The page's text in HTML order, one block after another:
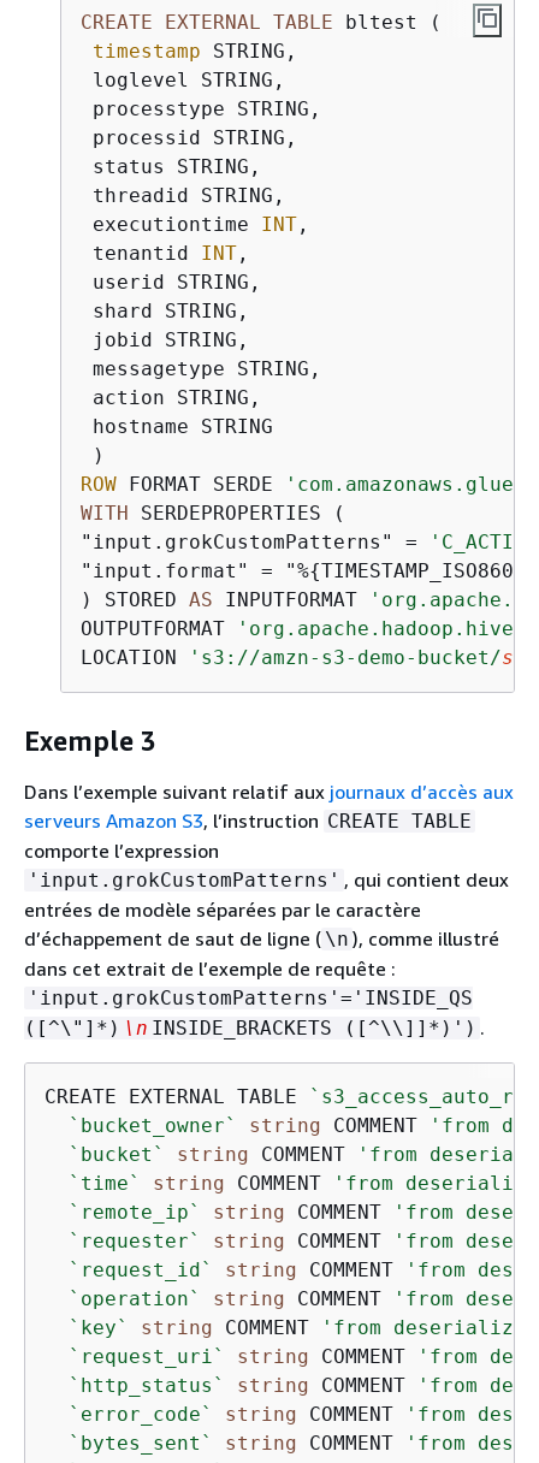
CREATE EXTERNAL TABLE bltest (
timestamp STRING,
loglevel STRING,
processtype STRING,
processid STRING,
status STRING,
threadid STRING,
executiontime INT ,
tenantid INT ,
userid STRING,
shard STRING,
jobid STRING,
messagetype STRING,
action STRING,
hostname STRING
ROW FORMAT SERDE
WITH SERDEPROPERTIES (
"input.grokCustomPatterns" =
"input.format" = "%{
) STORED AS INPUTFORMAT
OUTPUTFORMAT
LOCATION
's3://amzn-s3-demo-bucket/
Exemple 3
Dans l’exemple suivant relatif aux journaux d’accès aux
serveurs Amazon S3, l’instruction CREATE TABLE
comporte l’expression
'input.grokCustomPatterns' , qui contient deux
entrées de modèle séparées par le caractère
d’échappement de saut de ligne ( \n ), comme illustré
dans cet extrait de l’exemple de requête :
'input.grokCustomPatterns'='INSIDE_QS
([^\"]*) \n INSIDE_BRACKETS ([^\\]]*)') .
CREATE EXTERNAL TABLE
`bucket_owner`
string COMMENT
'from
`bucket`
string COMMENT
'from
`time`
string COMMENT
'from
`remote_ip`
string COMMENT
'from
`requester`
string COMMENT
'from
`request_id`
string COMMENT
'from
`operation`
string COMMENT
'from
`key`
string COMMENT
'from
`request_uri`
string COMMENT
'from
`http_status`
string COMMENT
'from
`error_code`
string COMMENT
'from
`bytes_sent`
string COMMENT
'from